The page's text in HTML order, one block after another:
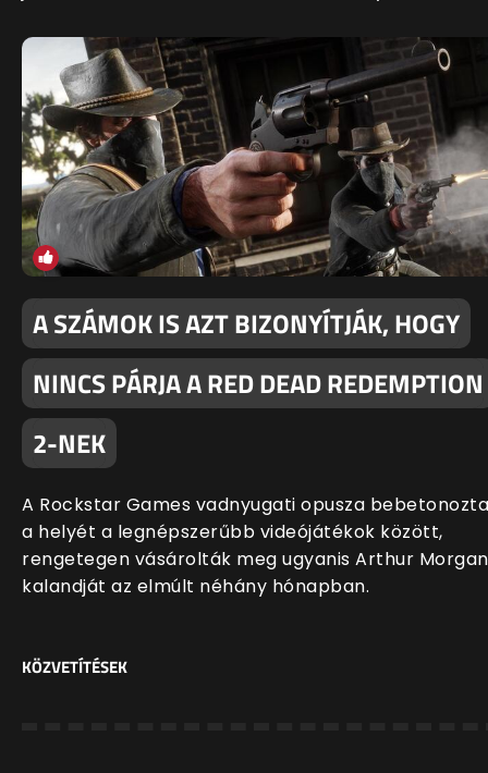
A SZÁMOK IS AZT BIZONYÍTJÁK, HOGY
NINCS PÁRJA A RED DEAD REDEMPTION
2-NEK
A Rockstar Games vadnyugati opusza bebetonozta
a helyét a legnépszerűbb videójátékok között,
rengetegen vásárolták meg ugyanis Arthur Morgan
kalandját az elmúlt néhány hónapban.
KÖZVETÍTÉSEK